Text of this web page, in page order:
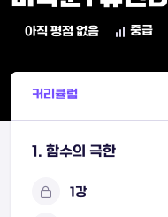
아직 평점 없음 중급
커리큘럼
1. 함수의 극한
1강